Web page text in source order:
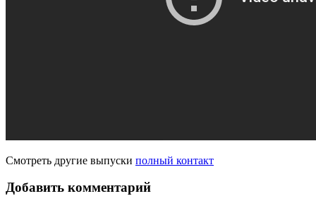
Смотреть другие выпуски полный контакт
Добавить комментарий